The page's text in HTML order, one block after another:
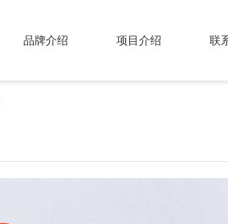
品牌介绍 项目介绍 联